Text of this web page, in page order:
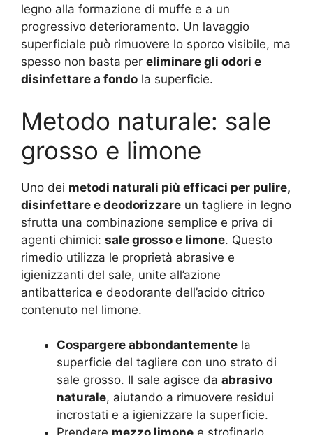
legno alla formazione di muffe e a un
progressivo deterioramento. Un lavaggio
superficiale può rimuovere lo sporco visibile, ma
spesso non basta per eliminare gli odori e
disinfettare a fondo la superficie.
Metodo naturale: sale
grosso e limone
Uno dei metodi naturali più efficaci per pulire,
disinfettare e deodorizzare un tagliere in legno
sfrutta una combinazione semplice e priva di
agenti chimici: sale grosso e limone. Questo
rimedio utilizza le proprietà abrasive e
igienizzanti del sale, unite all’azione
antibatterica e deodorante dell’acido citrico
contenuto nel limone.
Cospargere abbondantemente la
superficie del tagliere con uno strato di
sale grosso. Il sale agisce da abrasivo
naturale, aiutando a rimuovere residui
incrostati e a igienizzare la superficie.